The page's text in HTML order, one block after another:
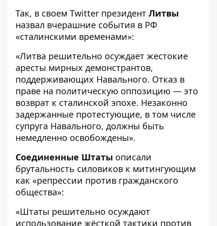
Так, в своем Twitter президент Литвы
назвал вчерашние события в РФ
«сталинскими временами»:
«Литва решительно осуждает жестокие
аресты мирных демонстрантов,
поддерживающих Навального. Отказ в
праве на политическую оппозицию — это
возврат к сталинской эпохе. Незаконно
задержанные протестующие, в том числе
супруга Навального, должны быть
немедленно освобождены».
Соединенные Штаты описали
брутальность силовиков к митингующим
как «репрессии против гражданского
общества»:
«Штаты решительно осуждают
использование жёсткой тактики против